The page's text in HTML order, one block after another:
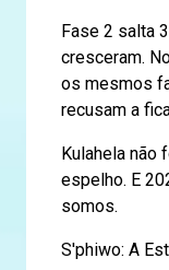
Fase 2 salta
cresceram.
os mesmos
recusam a
Kulahela não
espelho. E
somos.
S'phiwo: A